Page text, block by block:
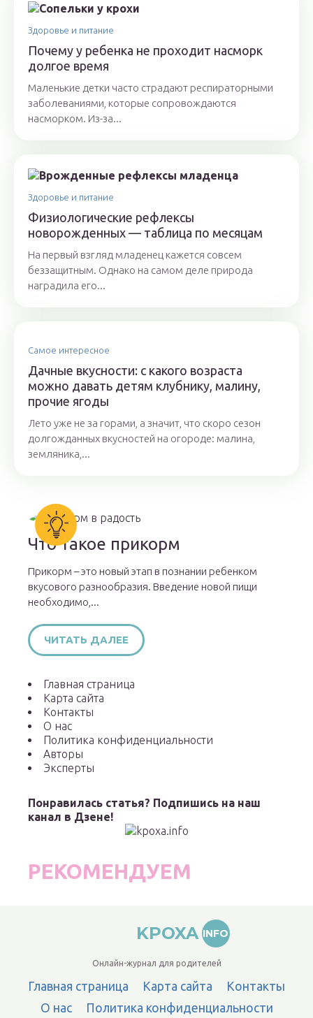
Здоровье и питание
Почему у ребенка не проходит насморк
долгое время
Маленькие детки часто страдают респираторными
заболеваниями, которые сопровождаются
насморком. Из-за...
Здоровье и питание
Физиологические рефлексы
новорожденных — таблица по месяцам
На первый взгляд младенец кажется совсем
беззащитным. Однако на самом деле природа
наградила его...
Самое интересное
Дачные вкусности: с какого возраста
можно давать детям клубнику, малину,
прочие ягоды
Лето уже не за горами, а значит, что скоро сезон
долгожданных вкусностей на огороде: малина,
земляника,...
Что такое прикорм
Прикорм – это новый этап в познании ребенком
вкусового разнообразия. Введение новой пищи
необходимо,...
ЧИТАТЬ ДАЛЕЕ
Главная страница
Карта сайта
Контакты
О нас
Политика конфиденциальности
Авторы
Эксперты
Понравилась статья? Подпишись на наш
канал в Дзене!
РЕКОМЕНДУЕМ
KPOXA INFO
Онлайн-журнал для родителей
Главная страница Карта сайта
Контакты
О нас
Политика конфиденциальности